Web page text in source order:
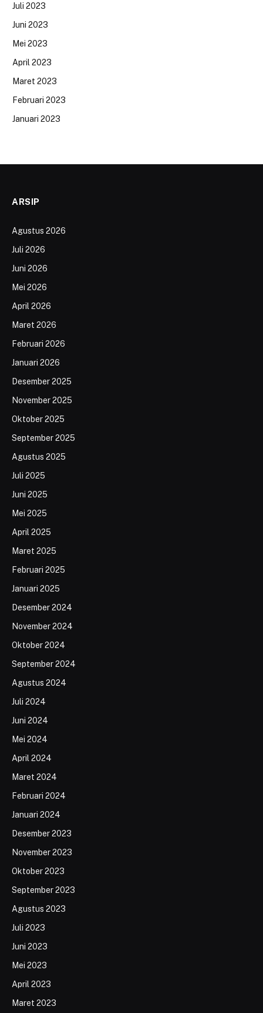
Juli 2023
Juni 2023
Mei 2023
April 2023
Maret 2023
Februari 2023
Januari 2023
ARSIP
Agustus 2026
Juli 2026
Juni 2026
Mei 2026
April 2026
Maret 2026
Februari 2026
Januari 2026
Desember 2025
November 2025
Oktober 2025
September 2025
Agustus 2025
Juli 2025
Juni 2025
Mei 2025
April 2025
Maret 2025
Februari 2025
Januari 2025
Desember 2024
November 2024
Oktober 2024
September 2024
Agustus 2024
Juli 2024
Juni 2024
Mei 2024
April 2024
Maret 2024
Februari 2024
Januari 2024
Desember 2023
November 2023
Oktober 2023
September 2023
Agustus 2023
Juli 2023
Juni 2023
Mei 2023
April 2023
Maret 2023